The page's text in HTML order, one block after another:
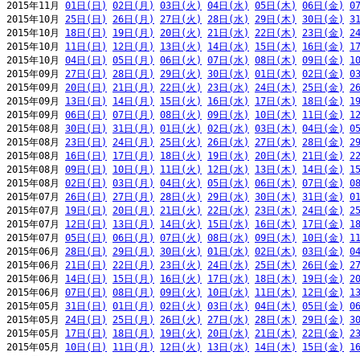
2015年11月 01日(日) 02日(月) 03日(火) 04日(水) 05日(木) 06日(金)
2015年10月 25日(日) 26日(月) 27日(火) 28日(水) 29日(木) 30日(金)
2015年10月 18日(日) 19日(月) 20日(火) 21日(水) 22日(木) 23日(金)
2015年10月 11日(日) 12日(月) 13日(火) 14日(水) 15日(木) 16日(金)
2015年10月 04日(日) 05日(月) 06日(火) 07日(水) 08日(木) 09日(金)
2015年09月 27日(日) 28日(月) 29日(火) 30日(水) 01日(木) 02日(金)
2015年09月 20日(日) 21日(月) 22日(火) 23日(水) 24日(木) 25日(金)
2015年09月 13日(日) 14日(月) 15日(火) 16日(水) 17日(木) 18日(金)
2015年09月 06日(日) 07日(月) 08日(火) 09日(水) 10日(木) 11日(金)
2015年08月 30日(日) 31日(月) 01日(火) 02日(水) 03日(木) 04日(金)
2015年08月 23日(日) 24日(月) 25日(火) 26日(水) 27日(木) 28日(金)
2015年08月 16日(日) 17日(月) 18日(火) 19日(水) 20日(木) 21日(金)
2015年08月 09日(日) 10日(月) 11日(火) 12日(水) 13日(木) 14日(金)
2015年08月 02日(日) 03日(月) 04日(火) 05日(水) 06日(木) 07日(金)
2015年07月 26日(日) 27日(月) 28日(火) 29日(水) 30日(木) 31日(金)
2015年07月 19日(日) 20日(月) 21日(火) 22日(水) 23日(木) 24日(金)
2015年07月 12日(日) 13日(月) 14日(火) 15日(水) 16日(木) 17日(金)
2015年07月 05日(日) 06日(月) 07日(火) 08日(水) 09日(木) 10日(金)
2015年06月 28日(日) 29日(月) 30日(火) 01日(水) 02日(木) 03日(金)
2015年06月 21日(日) 22日(月) 23日(火) 24日(水) 25日(木) 26日(金)
2015年06月 14日(日) 15日(月) 16日(火) 17日(水) 18日(木) 19日(金)
2015年06月 07日(日) 08日(月) 09日(火) 10日(水) 11日(木) 12日(金)
2015年05月 31日(日) 01日(月) 02日(火) 03日(水) 04日(木) 05日(金)
2015年05月 24日(日) 25日(月) 26日(火) 27日(水) 28日(木) 29日(金)
2015年05月 17日(日) 18日(月) 19日(火) 20日(水) 21日(木) 22日(金)
2015年05月 10日(日) 11日(月) 12日(火) 13日(水) 14日(木) 15日(金)